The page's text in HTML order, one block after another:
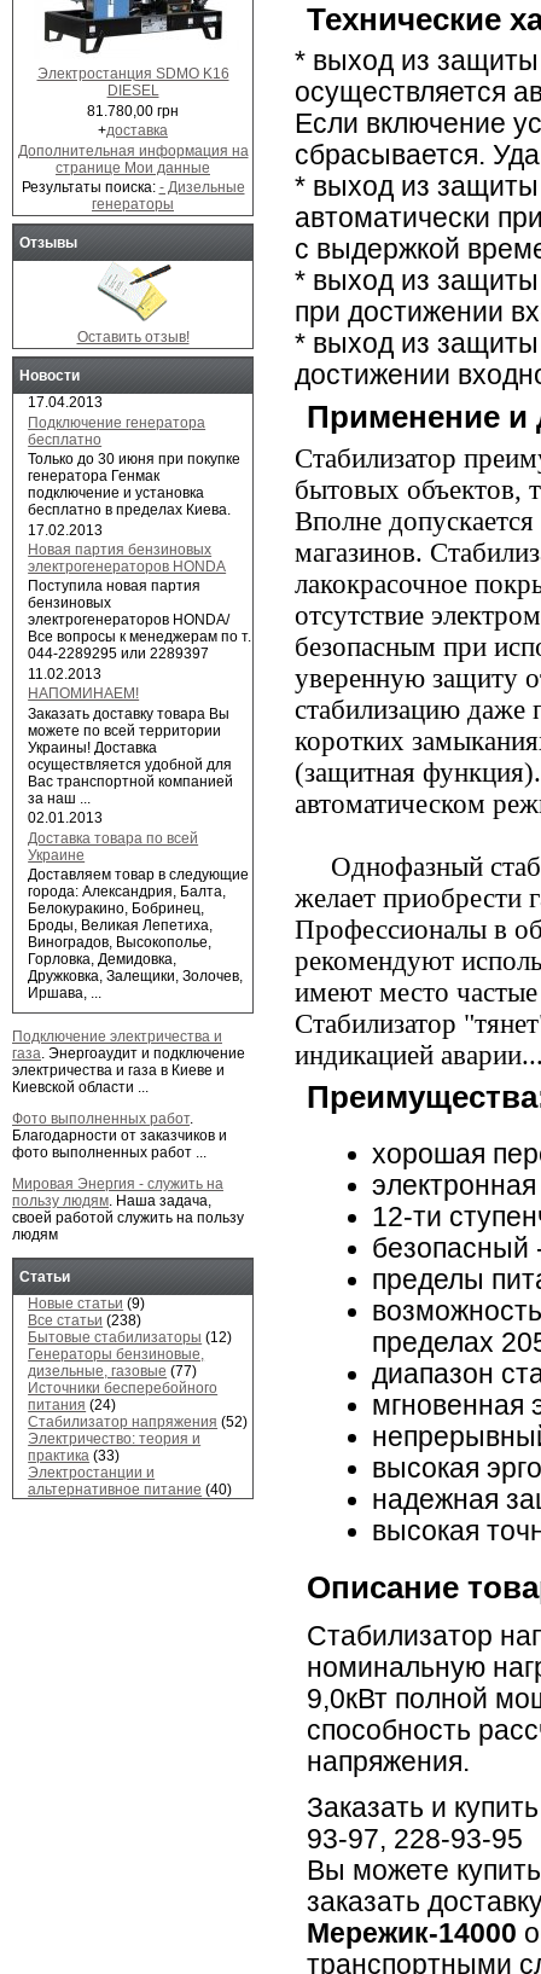
Технические
* выход из
осуществляется
Если включение
сбрасывается.
* выход из защиты
автоматически
с выдержкой
* выход из
при достижении
* выход из
достижении
Применение и
Стабилизатор
бытовых объектов,
Вполне
магазинов.
лакокрасочное
отсутствие
безопасным при
уверенную защиту
стабилизацию даже
коротких
(защитная
автоматическом
Однофазный
желает приобрести
Профессионалы в
рекомендуют
имеют место
Стабилизатор
индикацией
хорошая
12-ти
безопасный
пределы
пределах
диапазон
мгновенная
высокая
надежная
высокая
Описание
Стабилизатор
номинальную
9,0кВт полной
способность
напряжения.
Заказать и
93-97, 228-93-95
Вы можете
заказать
Мережик-14000
транспортными
Электростанция SDMO K16
DIESEL
81.780,00 грн
+доставка
Дополнительная информация на
странице Мои данные
Результаты поиска: - Дизельные
генераторы
Отзывы
Оставить отзыв!
Новости
17.04.2013
Подключение генератора
бесплатно
Только до 30 июня при покупке
генератора Генмак
подключение и установка
бесплатно в пределах Киева.
17.02.2013
Новая партия бензиновых
электрогенераторов HONDA
Поступила новая партия
бензиновых
электрогенераторов HONDA/
Все вопросы к менеджерам по т.
044-2289295 или 2289397
11.02.2013
НАПОМИНАЕМ!
Заказать доставку товара Вы
можете по всей территории
Украины! Доставка
осуществляется удобной для
Вас транспортной компанией
за наш ...
02.01.2013
Доставка товара по всей
Украине
Доставляем товар в следующие
города: Александрия, Балта,
Белокуракино, Бобринец,
Броды, Великая Лепетиха,
Виноградов, Высокополье,
Горловка, Демидовка,
Дружковка, Залещики, Золочев,
Иршава, ...
Подключение электричества и
газа Энергоаудит и подключение
электричества и газа в Киеве и
Киевской области ...
Фото выполненных работ.
Благодарности от заказчиков и
фото выполненных работ ...
Мировая Энергия - служить на
пользу людям. Наша задача,
своей работой служить на пользу
людям
Статьи
Новые статьи (9)
Все статьи (238)
Бытовые стабилизаторы (12)
Генераторы бензиновые,
дизельные, газовые (77)
Источники бесперебойного
питания (24)
Стабилизатор напряжения (52)
Электричество: теория и
практика (33)
Электростанции и
альтернативное питание (40)